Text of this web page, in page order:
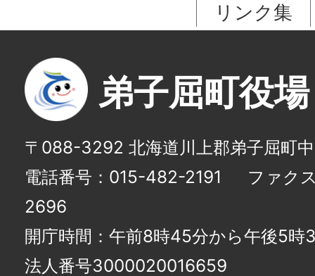
リンク集
弟子屈町役場
〒088-3292 北海道川上郡弟子屈町
電話番号：015-482-2191
ファク
2696
開庁時間：午前8時45分から午後5時
法人番号3000020016659